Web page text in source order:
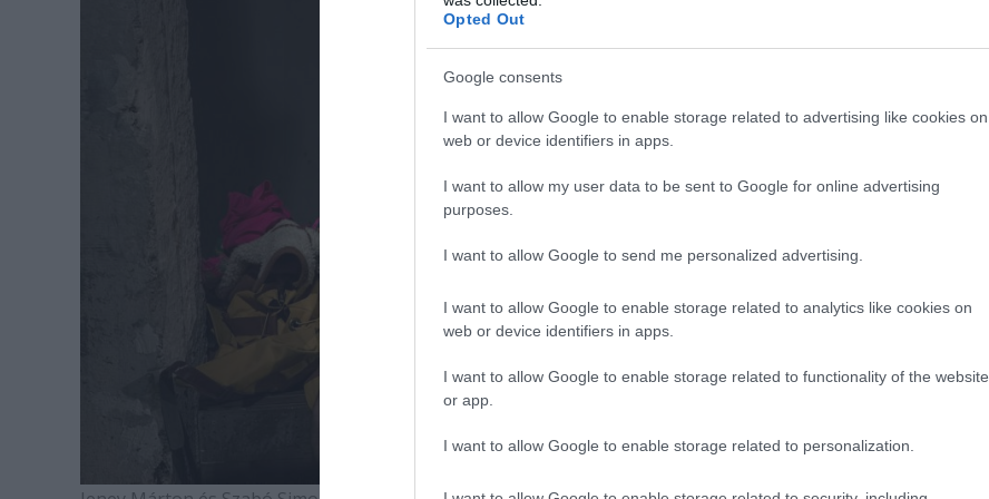
Opted Out
Google consents
I want to allow Google to enable storage related to advertising like cookies on
web or device identifiers in apps.
I want to allow my user data to be sent to Google for online advertising
purposes.
I want to allow Google to send me personalized advertising.
I want to allow Google to enable storage related to analytics like cookies on
web or device identifiers in apps.
I want to allow Google to enable storage related to functionality of the website
or app.
I want to allow Google to enable storage related to personalization.